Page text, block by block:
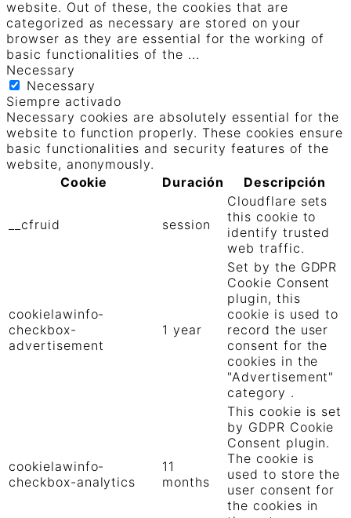
website. Out of these, the cookies that are
categorized as necessary are stored on your
browser as they are essential for the working of
basic functionalities of the ...
Necessary
Necessary
Siempre activado
Necessary cookies are absolutely essential for the
website to function properly. These cookies ensure
basic functionalities and security features of the
website, anonymously.
Cookie
Duración Descripción
__cfruid session
Cloudflare sets
this cookie to
identify trusted
web traffic.
cookielawinfo-
checkbox-
advertisement
1 year
Set by the GDPR
Cookie Consent
plugin, this
cookie is used to
record the user
consent for the
cookies in the
"Advertisement"
category .
cookielawinfo-
checkbox-analytics
11
months
This cookie is set
by GDPR Cookie
Consent plugin.
The cookie is
used to store the
user consent for
the cookies in